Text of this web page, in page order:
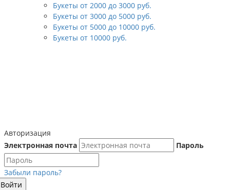
Букеты от 2000 до 3000 руб.
Букеты от 3000 до 5000 руб.
Букеты от 5000 до 10000 руб.
Букеты от 10000 руб.
Авторизация
Электронная почта
Пароль
Забыли пароль?
Войти